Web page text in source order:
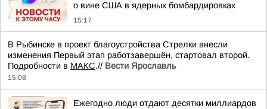
о вине США в ядерных бомбардировках
15:17
В Рыбинске в проект благоустройства Стрелки внесли
изменения Первый этап работзавершён, стартовал второй.
Подробности в МАКС.// Вести Ярославль
15:08
Ежегодно люди отдают десятки миллиардов